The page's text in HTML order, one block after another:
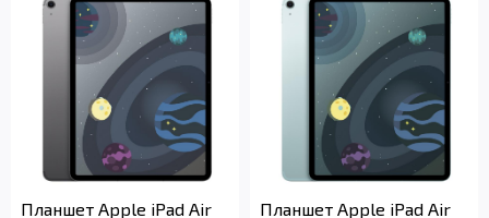
Планшет Apple iPad Air Планшет Apple iPad Air